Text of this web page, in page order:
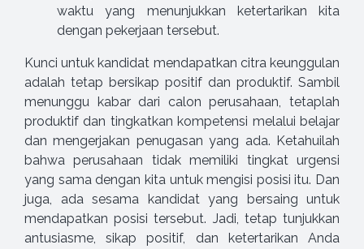
waktu yang menunjukkan ketertarikan kita
dengan pekerjaan tersebut.
Kunci untuk kandidat mendapatkan citra keunggulan
adalah tetap bersikap positif dan produktif. Sambil
menunggu kabar dari calon perusahaan, tetaplah
produktif dan tingkatkan kompetensi melalui belajar
dan mengerjakan penugasan yang ada. Ketahuilah
bahwa perusahaan tidak memiliki tingkat urgensi
yang sama dengan kita untuk mengisi posisi itu. Dan
juga, ada sesama kandidat yang bersaing untuk
mendapatkan posisi tersebut. Jadi, tetap tunjukkan
antusiasme, sikap positif, dan ketertarikan Anda